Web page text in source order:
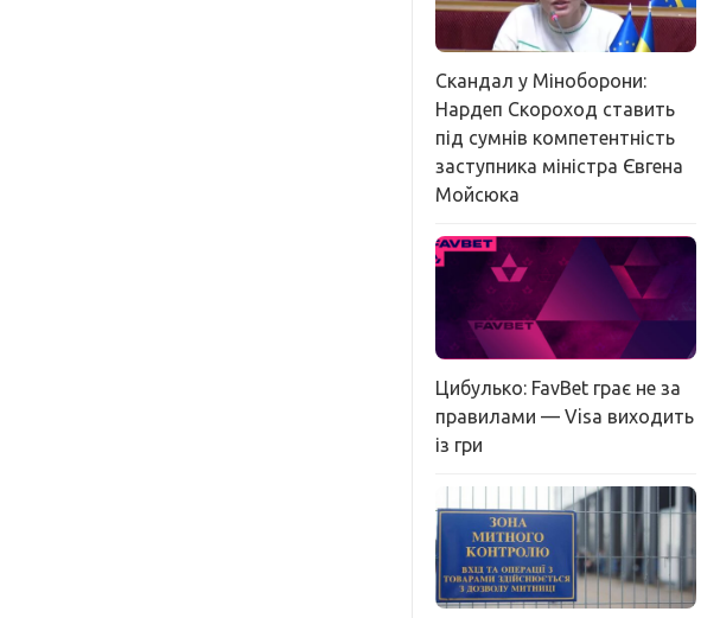
Скандал у Міноборони:
Нардеп Скороход ставить
під сумнів компетентність
заступника міністра Євгена
Мойсюка
Цибулько: FavBet грає не за
правилами — Visa виходить
із гри